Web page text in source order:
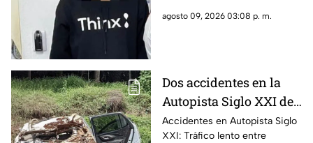
agosto 09, 2026 03:08 p. m.
Dos accidentes en la
Autopista Siglo XXI de
Michoacán
Accidentes en Autopista Siglo
XXI: Tráfico lento entre